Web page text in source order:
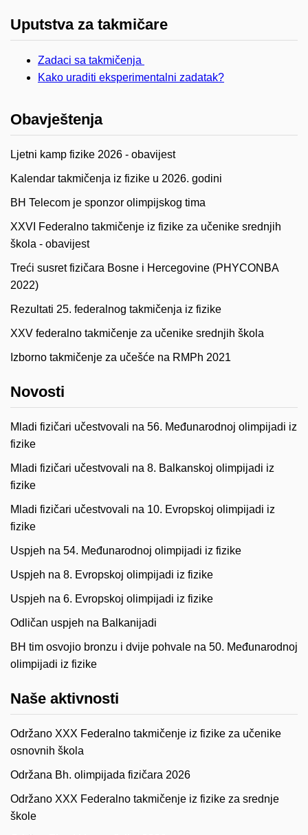
Uputstva za takmičare
Zadaci sa takmičenja
Kako uraditi eksperimentalni zadatak?
Obavještenja
Ljetni kamp fizike 2026 - obavijest
Kalendar takmičenja iz fizike u 2026. godini
BH Telecom je sponzor olimpijskog tima
XXVI Federalno takmičenje iz fizike za učenike srednjih
škola - obavijest
Treći susret fizičara Bosne i Hercegovine (PHYCONBA
2022)
Rezultati 25. federalnog takmičenja iz fizike
XXV federalno takmičenje za učenike srednjih škola
Izborno takmičenje za učešće na RMPh 2021
Novosti
Mladi fizičari učestvovali na 56. Međunarodnoj olimpijadi iz
fizike
Mladi fizičari učestvovali na 8. Balkanskoj olimpijadi iz
fizike
Mladi fizičari učestvovali na 10. Evropskoj olimpijadi iz
fizike
Uspjeh na 54. Međunarodnoj olimpijadi iz fizike
Uspjeh na 8. Evropskoj olimpijadi iz fizike
Uspjeh na 6. Evropskoj olimpijadi iz fizike
Odličan uspjeh na Balkanijadi
BH tim osvojio bronzu i dvije pohvale na 50. Međunarodnoj
olimpijadi iz fizike
Naše aktivnosti
Održano XXX Federalno takmičenje iz fizike za učenike
osnovnih škola
Održana Bh. olimpijada fizičara 2026
Održano XXX Federalno takmičenje iz fizike za srednje
škole